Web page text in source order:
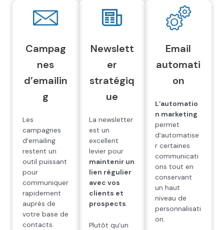
Campag
nes
d’emailin
g
Les
campagnes
d’emailing
restent un
outil puissant
pour
communiquer
rapidement
auprès de
votre base de
contacts.
Newslett
er
stratégiq
ue
La newsletter
est un
excellent
levier pour
maintenir un
lien régulier
avec vos
clients et
prospects.
Plutôt qu’un
Email
automati
on
L’automatio
n marketing
permet
d’automatise
r certaines
communicati
ons tout en
conservant
un haut
niveau de
personnalisati
on.